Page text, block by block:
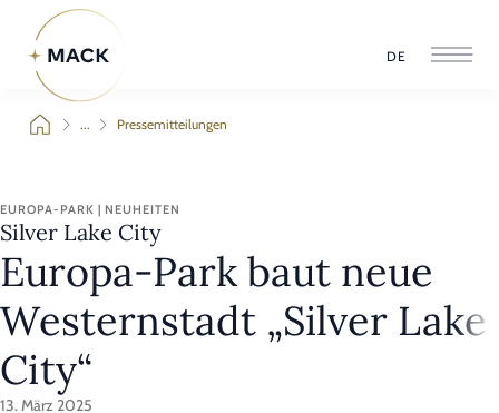
DE
... Pressemitteilungen
EUROPA-PARK | NEUHEITEN
Silver Lake City
Europa-Park baut neue
Westernstadt „Silver Lake
City“
13. März 2025